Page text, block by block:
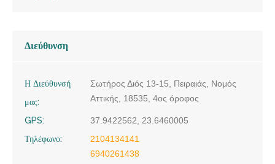
Διεύθυνση
Η Διεύθυνσή
μας:
Σωτήρος Διός 13-15, Πειραιάς, Νομός
Αττικής, 18535, 4ος όροφος
GPS:
37.9422562, 23.6460005
Τηλέφωνο:
2104134141
6940261438